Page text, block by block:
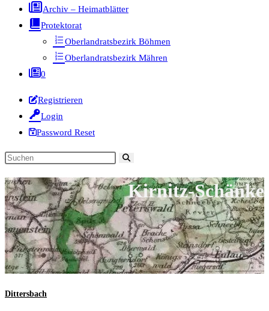
Archiv – Heimatblätter
Protektorat
Oberlandratsbezirk Böhmen
Oberlandratsbezirk Mähren
0
Registrieren
Login
Password Reset
Diese
durchsuchen
Kirnitz-Schänke
Dittersbach